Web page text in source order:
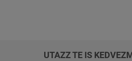
UTAZZ TE IS